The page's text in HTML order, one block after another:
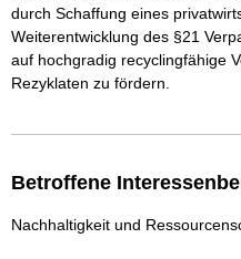
durch Schaffung eines
Weiterentwicklung des §21
auf hochgradig recyclingfähige
Rezyklaten zu fördern.
Betroffene
Nachhaltigkeit und